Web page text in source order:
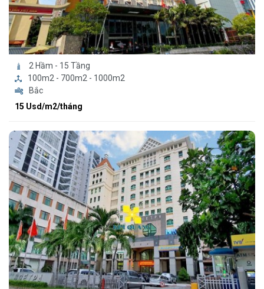
2 Hầm - 15 Tầng
100m2 - 700m2 - 1000m2
Bắc
15 Usd/m2/tháng